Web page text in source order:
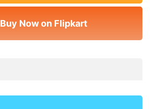
Buy Now on Flipkart